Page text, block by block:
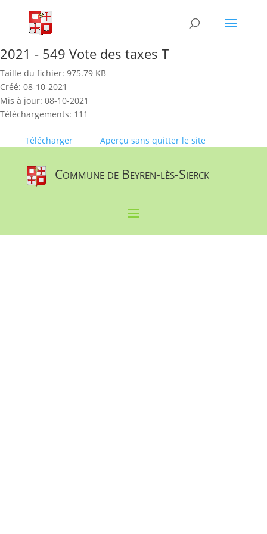
content
2021 - 549 Vote des taxes T
Taille du fichier: 975.79 KB
Créé: 08-10-2021
Mis à jour: 08-10-2021
Téléchargements: 111
Télécharger Aperçu sans quitter le site
Commune de Beyren-lès-Sierck